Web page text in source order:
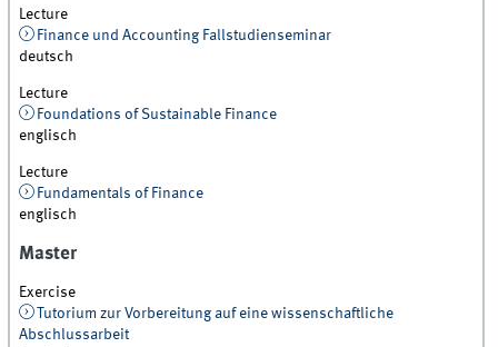
Lecture
Finance und Accounting Fallstudienseminar
deutsch
Lecture
Foundations of Sustainable Finance
englisch
Lecture
Fundamentals of Finance
englisch
Master
Exercise
Tutorium zur Vorbereitung auf eine wissenschaftliche
Abschlussarbeit